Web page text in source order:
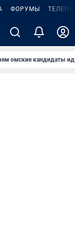
ФОРУМЫ
омские кандидаты